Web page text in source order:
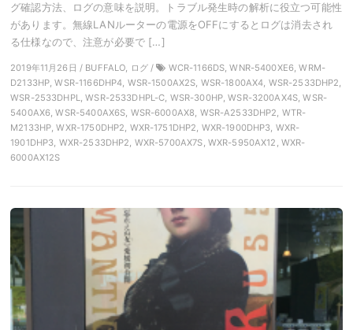
グ確認方法、ログの意味を説明。トラブル発生時の解析に役立つ可能性
があります。無線LANルーターの電源をOFFにするとログは消去され
る仕様なので、注意が必要で […]
2019年11月26日 / BUFFALO, ログ /
WCR-1166DS, WNR-5400XE6, WRM-
D2133HP, WSR-1166DHP4, WSR-1500AX2S, WSR-1800AX4, WSR-2533DHP2,
WSR-2533DHPL, WSR-2533DHPL-C, WSR-300HP, WSR-3200AX4S, WSR-
5400AX6, WSR-5400AX6S, WSR-6000AX8, WSR-A2533DHP2, WTR-
M2133HP, WXR-1750DHP2, WXR-1751DHP2, WXR-1900DHP3, WXR-
1901DHP3, WXR-2533DHP2, WXR-5700AX7S, WXR-5950AX12, WXR-
6000AX12S